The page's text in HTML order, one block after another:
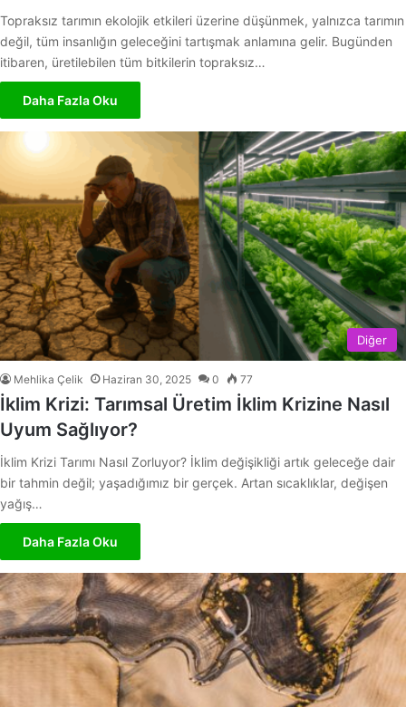
Topraksız tarımın ekolojik etkileri üzerine düşünmek, yalnızca tarımın
değil, tüm insanlığın geleceğini tartışmak anlamına gelir. Bugünden
itibaren, üretilebilen tüm bitkilerin topraksız…
Daha Fazla Oku
Diğer
Mehlika Çelik Haziran 30, 2025 0 77
İklim Krizi: Tarımsal Üretim İklim Krizine Nasıl
Uyum Sağlıyor?
İklim Krizi Tarımı Nasıl Zorluyor? İklim değişikliği artık geleceğe dair
bir tahmin değil; yaşadığımız bir gerçek. Artan sıcaklıklar, değişen
yağış…
Daha Fazla Oku